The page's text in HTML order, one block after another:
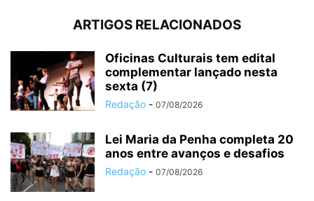
ARTIGOS RELACIONADOS
Oficinas Culturais tem edital
complementar lançado nesta
sexta (7)
Redação - 07/08/2026
Lei Maria da Penha completa 20
anos entre avanços e desafios
Redação - 07/08/2026